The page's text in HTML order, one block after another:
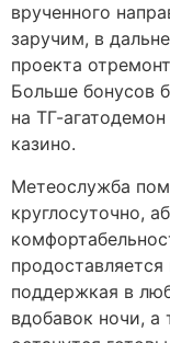
врученного
заручим, в
проекта
Больше бонусов
на ТГ-
казино.
Метеослужба
круглосуточно,
поддержкая в
вдобавок ночи, а